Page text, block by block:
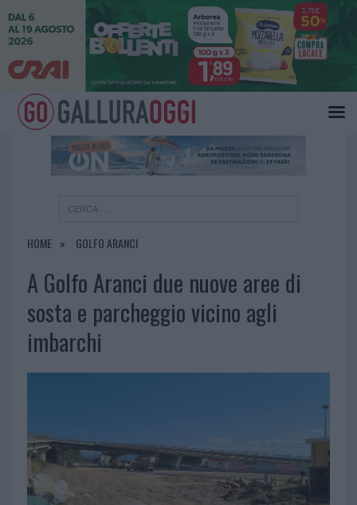
HOME GOLFO ARANCI
A Golfo Aranci due nuove aree di
sosta e parcheggio vicino agli
imbarchi
×